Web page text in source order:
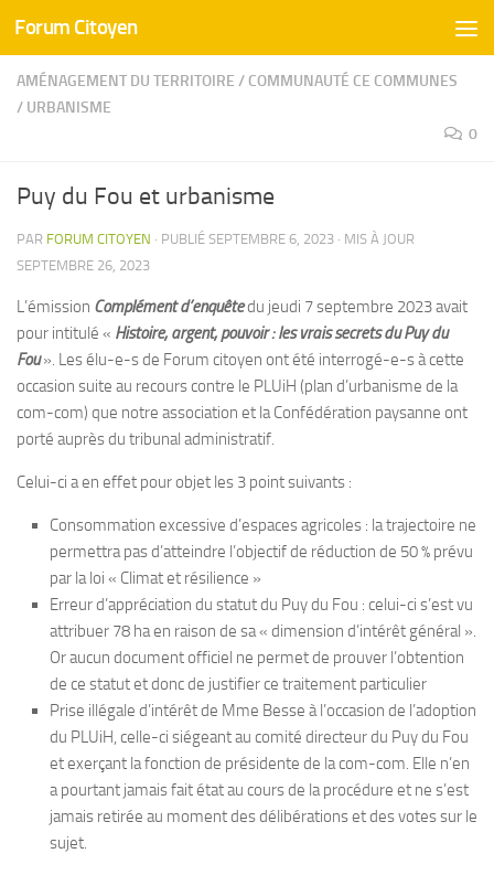
Skip to content
Forum Citoyen
AMÉNAGEMENT DU TERRITOIRE / COMMUNAUTÉ CE COMMUNES
/ URBANISME
0
Puy du Fou et urbanisme
PAR FORUM CITOYEN · PUBLIÉ SEPTEMBRE 6, 2023 · MIS À JOUR
SEPTEMBRE 26, 2023
L’émission Complément d’enquêtedu jeudi 7 septembre 2023 avait
pour intitulé « Histoire, argent, pouvoir : les vrais secrets du Puy du
Fou». Les élu-e-s de Forum citoyen ont été interrogé-e-s à cette
occasion suite au recours contre le PLUiH (plan d’urbanisme de la
com-com) que notre association et la Confédération paysanne ont
porté auprès du tribunal administratif.
Celui-ci a en effet pour objet les 3 point suivants :
Consommation excessive d’espaces agricoles : la trajectoire ne
permettra pas d’atteindre l’objectif de réduction de 50 % prévu
par la loi « Climat et résilience »
Erreur d’appréciation du statut du Puy du Fou : celui-ci s’est vu
attribuer 78 ha en raison de sa « dimension d’intérêt général ».
Or aucun document officiel ne permet de prouver l’obtention
de ce statut et donc de justifier ce traitement particulier
Prise illégale d’intérêt de Mme Besse à l’occasion de l’adoption
du PLUiH, celle-ci siégeant au comité directeur du Puy du Fou
et exerçant la fonction de présidente de la com-com. Elle n’en
a pourtant jamais fait état au cours de la procédure et ne s’est
jamais retirée au moment des délibérations et des votes sur le
sujet.